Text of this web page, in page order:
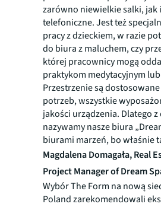
zarówno niewielkie salki, jak
telefoniczne. Jest też
pracy z dzieckiem, w razie
do biura z maluchem, czy
której pracownicy mogą
praktykom medytacyjnym
Przestrzenie są
potrzeb, wszystkie
jakości urządzenia. Dlatego z
nazywamy nasze biura
biurami marzeń, bo właśnie
Magdalena Domagała, Real
Project Manager of Dream
Wybór The Form na nową
Poland zarekomendowali